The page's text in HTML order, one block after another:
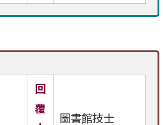
回
覆
圖書館技士